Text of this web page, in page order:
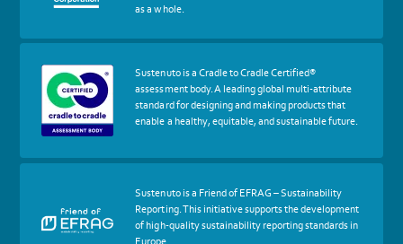
as a whole.
More
about
certif
Cradle
to
Certified®
Sustenuto is a Cradle to Cradle Certified®
assessment body. A leading global multi-attribute
standard for designing and making products that
enable a healthy, equitable, and sustainable future.
about
certif
Friends
Sustenuto is a Friend of EFRAG – Sustainability
Reporting. This initiative supports the development
of high-quality sustainability reporting standards in
Europe.